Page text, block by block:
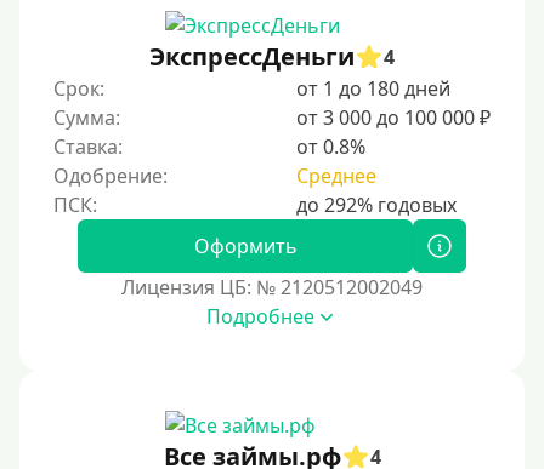
Первый кредит без переплаты
Без процентов на 30 дней
Под 0 %
Условия
С опцией досрочного погашения
Без страховок и комиссий
Со страховкой
ЭкспрессДеньги
4
Срок:
от 1 до 180 дней
Сумма:
от 3 000 до 100 000 ₽
Ставка:
от 0.8%
Одобрение:
Среднее
Оформить
Лицензия ЦБ: № 2120512002049
Подробнее
Все займы.рф
4